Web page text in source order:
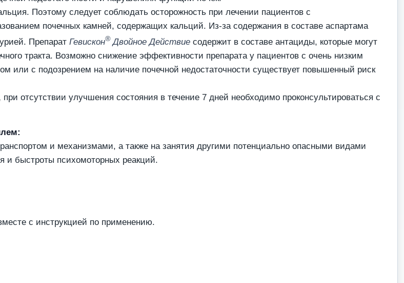
Поэтому следует соблюдать осторожность при лечении пациентов с
почечных камней, содержащих кальций. Из-за содержания в составе аспартама
Препарат Гевискон®Двойное Действиесодержит в составе антациды, которые могут
тракта. Возможно снижение эффективности препарата у пациентов с очень низким
или с подозрением на наличие почечной недостаточности существует повышенный риск
отсутствии улучшения состояния в течение 7 дней необходимо проконсультироваться с
и механизмами, а также на занятия другими потенциально опасными видами
и быстроты психомоторных реакций.
с инструкцией по применению.